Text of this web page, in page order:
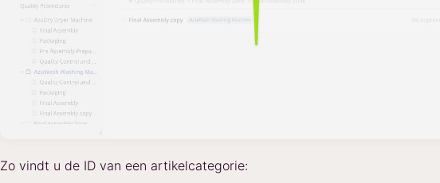
Zo vindt u de ID van een artikelcategorie: